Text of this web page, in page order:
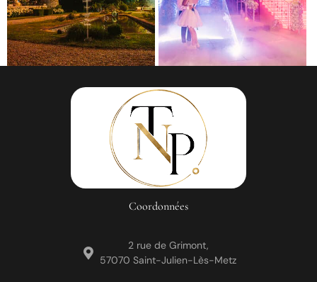
Coordonnées
2 rue de Grimont,
57070 Saint-Julien-Lès-Metz